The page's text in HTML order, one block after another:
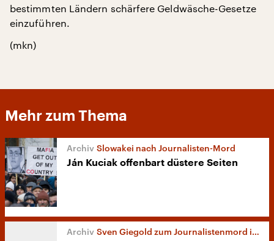
bestimmten Ländern schärfere Geldwäsche-Gesetze
einzuführen.
(mkn)
Mehr zum Thema
Slowakei nach Journalisten-Mord
Ján Kuciak offenbart düstere Seiten
Sven Giegold zum Journalistenmord in der Slowakei